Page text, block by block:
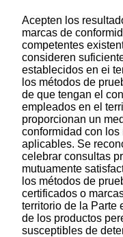
Acepten los
marcas de
competentes
consideren
establecidos en ei
los métodos de
de que tengan el
empleados en el
proporcionan un
conformidad con
aplicables. Se
celebrar consultas
mutuamente
los métodos de
certificados o
territorio de la Parte
de los productos
susceptibles de